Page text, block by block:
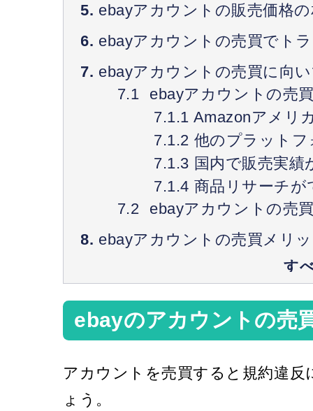
ebayアカウントの販売価格
ebayアカウントの売買でト
ebayアカウントの売買に向
ebayアカウントの売
Amazonアメリ
他のプラット
国内で販売実績
商品リサーチが
ebayアカウントの売
ebayアカウントの売買メリ
ebayのアカウントの売
アカウントを売買すると規約違
ょう。